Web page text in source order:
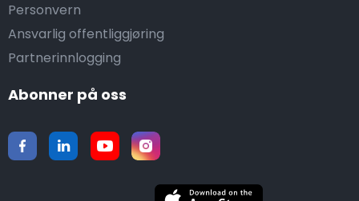
Personvern
Ansvarlig offentliggjøring
Partnerinnlogging
Abonner på oss